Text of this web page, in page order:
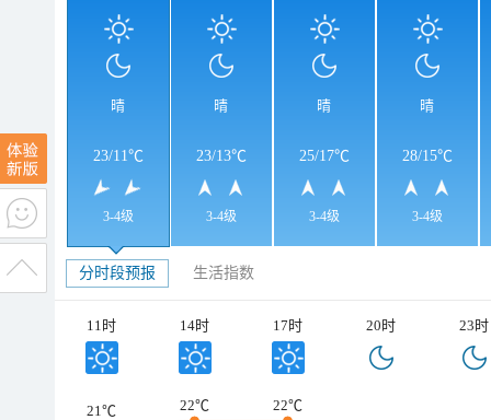
晴
23/11℃
3-4级
晴
23/13℃
3-4级
晴
25/17℃
3-4级
晴
28/15℃
3-4级
分时段预报 生活指数
11时 14时 17时 20时 23时
21℃ 22℃ 22℃